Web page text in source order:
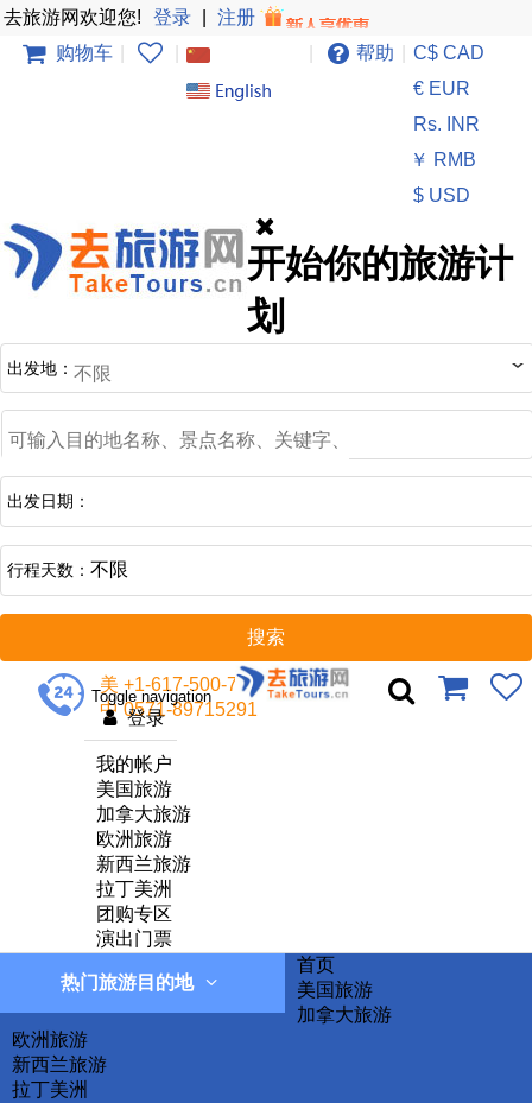
去旅游网欢迎您! 登录
注册
购物车
帮助
C$ CAD
€ EUR
Rs. INR
￥ RMB
$ USD
开始你的旅游计
划
出发地：
出发日期：
行程天数： 不限
美 +1-617-500-7002
中 0571-89715291
Toggle navigation
登录
我的帐户
美国旅游
加拿大旅游
欧洲旅游
新西兰旅游
拉丁美洲
团购专区
演出门票
热门旅游目的地
首页
美国旅游
加拿大旅游
欧洲旅游
新西兰旅游
拉丁美洲